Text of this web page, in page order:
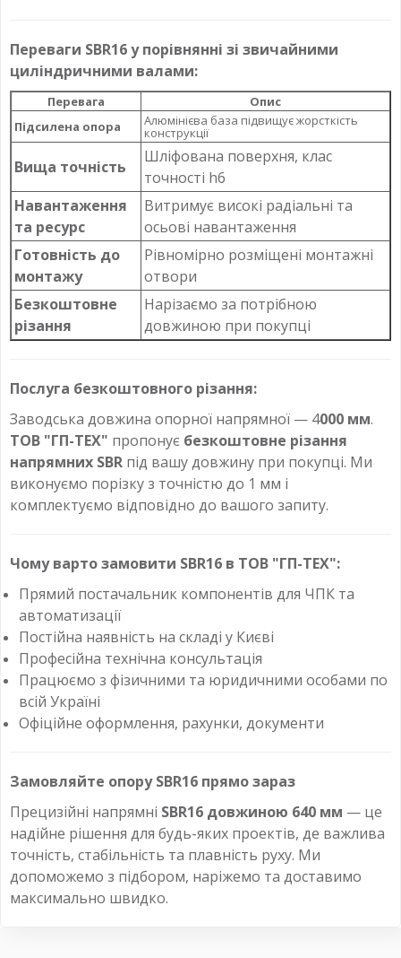
Переваги SBR16 у порівнянні зі звичайними
циліндричними валами:
Перевага
Опис
Підсилена опора
Алюмінієва база підвищує жорсткість
конструкції
Вища точність
Шліфована поверхня, клас
точності h6
Навантаження
та ресурс
Витримує високі радіальні та
осьові навантаження
Готовність до
монтажу
Рівномірно розміщені монтажні
отвори
Безкоштовне
різання
Нарізаємо за потрібною
довжиною при покупці
Послуга безкоштовного різання:
Заводська довжина опорної напрямної — 4000 мм.
ТОВ "ГП-ТЕХ" пропонує безкоштовне різання
напрямних SBR під вашу довжину при покупці. Ми
виконуємо порізку з точністю до 1 мм і
комплектуємо відповідно до вашого запиту.
Чому варто замовити SBR16 в ТОВ "ГП-ТЕХ":
Прямий постачальник компонентів для ЧПК та
автоматизації
Постійна наявність на складі у Києві
Професійна технічна консультація
Працюємо з фізичними та юридичними особами по
всій Україні
Офіційне оформлення, рахунки, документи
Замовляйте опору SBR16 прямо зараз
Прецизійні напрямні SBR16 довжиною 640 мм — це
надійне рішення для будь-яких проектів, де важлива
точність, стабільність та плавність руху. Ми
допоможемо з підбором, наріжемо та доставимо
максимально швидко.